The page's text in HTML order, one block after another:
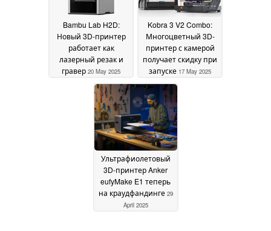
Bambu Lab H2D:
Новый 3D-принтер
работает как
лазерный резак и
гравер 20 May 2025
Kobra 3 V2 Combo:
Многоцветный 3D-
принтер с камерой
получает скидку при
запуске 17 May 2025
Ультрафиолетовый
3D-принтер Anker
eufyMake E1 теперь
на краудфандинге 29
April 2025